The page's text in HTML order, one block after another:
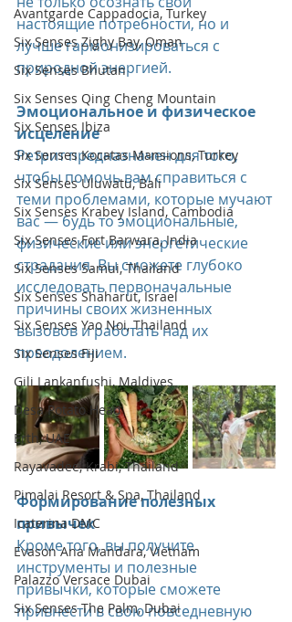
Avantgarde Cappadocia, Turkey
Six Senses Zighy Bay, Oman
Six Senses Bhutan
Six Senses Qing Cheng Mountain
Six Senses Ibiza
Six Senses Kocatas Mansions, Turkey
Six Senses Uluwatu, Bali
Six Senses Krabey Island, Cambodia
Six Senses Fort Barwara, India
Six Senses Samui, Thailand
Six Senses Shaharut, Israel
Six Senses Yao Noi, Thailand
Six Senses Fiji
Gili Lankanfushi, Maldives
Desa Potato Head
Erth, UAE
Rayavadee, Krabi, Thailand
Pimalai Resort & Spa, Thailand
Icaterina DMC
Evason Ana Mandara, Vietnam
Palazzo Versace Dubai
Six Senses The Palm, Dubai
настоящие потребности, но и
лучше гармонизироваться с
природной энергией.
Эмоциональное и физическое
исцеление
Ретрит предназначен для того,
чтобы помочь вам справиться с
теми проблемами, которые мучают
вас — будь то эмоциональные,
физические или энергетические
страдания. Вы сможете глубоко
исследовать первоначальные
причины своих жизненных
вызовов и работать над их
преодолением.
Формирование полезных
привычек
Кроме того, вы получите
инструменты и полезные
привычки, которые сможете
привнести в свою повседневную